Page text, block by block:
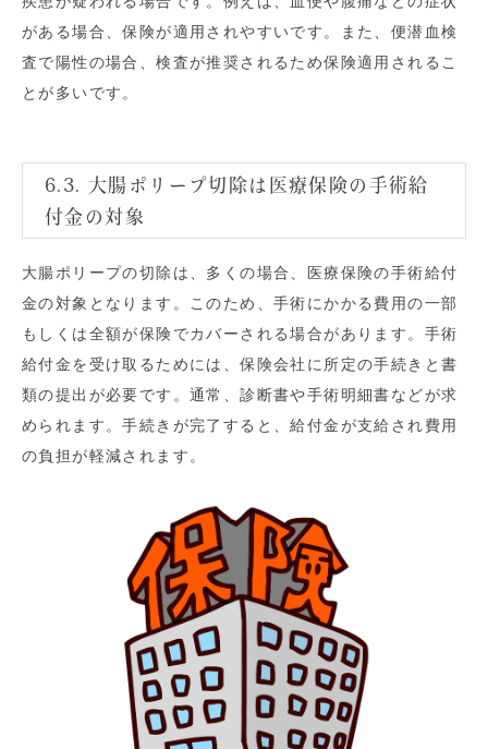
がある場合、保険が適用されやすいです。また、便潜血検
査で陽性の場合、検査が推奨されるため保険適用されるこ
とが多いです。
6.3. 大腸ポリープ切除は医療保険の手術給
付金の対象
大腸ポリープの切除は、多くの場合、医療保険の手術給付
金の対象となります。このため、手術にかかる費用の一部
もしくは全額が保険でカバーされる場合があります。手術
給付金を受け取るためには、保険会社に所定の手続きと書
類の提出が必要です。通常、診断書や手術明細書などが求
められます。手続きが完了すると、給付金が支給され費用
の負担が軽減されます。